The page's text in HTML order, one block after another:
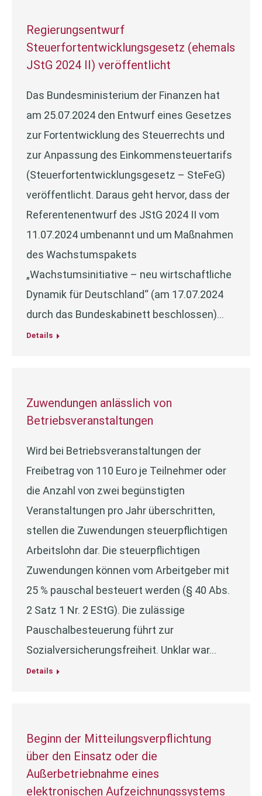
Regierungsentwurf
Steuerfortentwicklungsgesetz (ehemals
JStG 2024 II) veröffentlicht
Das Bundesministerium der Finanzen hat
am 25.07.2024 den Entwurf eines Gesetzes
zur Fortentwicklung des Steuerrechts und
zur Anpassung des Einkommensteuertarifs
(Steuerfortentwicklungsgesetz – SteFeG)
veröffentlicht. Daraus geht hervor, dass der
Referentenentwurf des JStG 2024 II vom
11.07.2024 umbenannt und um Maßnahmen
des Wachstumspakets
„Wachstumsinitiative – neu wirtschaftliche
Dynamik für Deutschland“ (am 17.07.2024
durch das Bundeskabinett beschlossen)…
Details
Zuwendungen anlässlich von
Betriebsveranstaltungen
Wird bei Betriebsveranstaltungen der
Freibetrag von 110 Euro je Teilnehmer oder
die Anzahl von zwei begünstigten
Veranstaltungen pro Jahr überschritten,
stellen die Zuwendungen steuerpflichtigen
Arbeitslohn dar. Die steuerpflichtigen
Zuwendungen können vom Arbeitgeber mit
25 % pauschal besteuert werden (§ 40 Abs.
2 Satz 1 Nr. 2 EStG). Die zulässige
Pauschalbesteuerung führt zur
Sozialversicherungsfreiheit. Unklar war…
Details
Beginn der Mitteilungsverpflichtung
über den Einsatz oder die
Außerbetriebnahme eines
elektronischen Aufzeichnungssystems